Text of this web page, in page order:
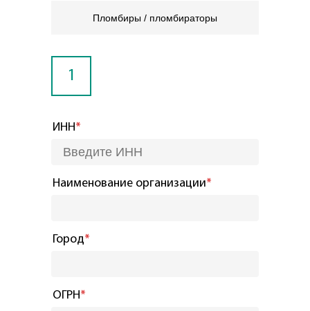
Пломбиры / пломбираторы
1
ИНН*
Наименование организации*
Город*
ОГРН*